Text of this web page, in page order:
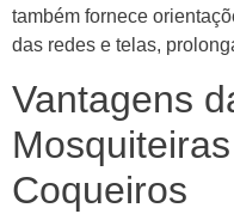
também fornece
das redes e telas,
Vantagens
Coqueiros